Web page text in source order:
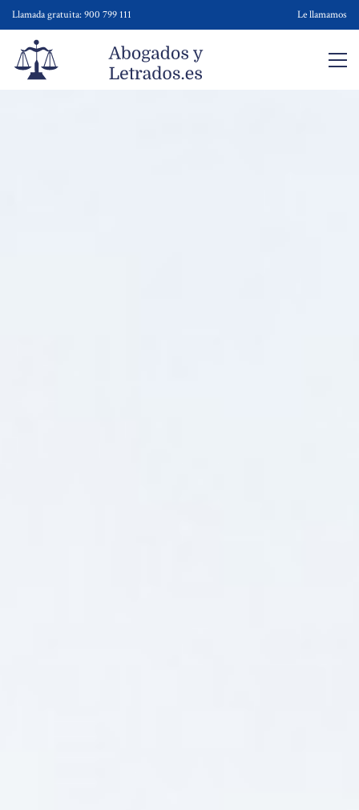
Llamada gratuita: 900 799 111 Le llamamos